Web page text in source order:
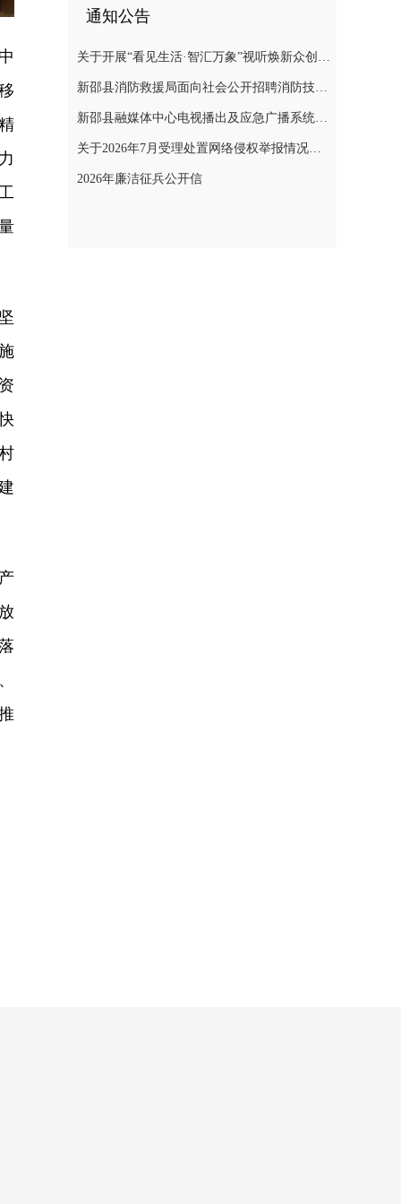
通知公告
关于开展“看见生活·智汇万象”视听焕新众创计划暨“AI遇见非遗”年度主题创作实践活动的通知
新邵县消防救援局面向社会公开招聘消防技术服务队人员的公告
新邵县融媒体中心电视播出及应急广播系统二级等保测评项目询价采购公告
关于2026年7月受理处置网络侵权举报情况的公示
2026年廉洁征兵公开信